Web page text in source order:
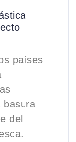
países
basura
del